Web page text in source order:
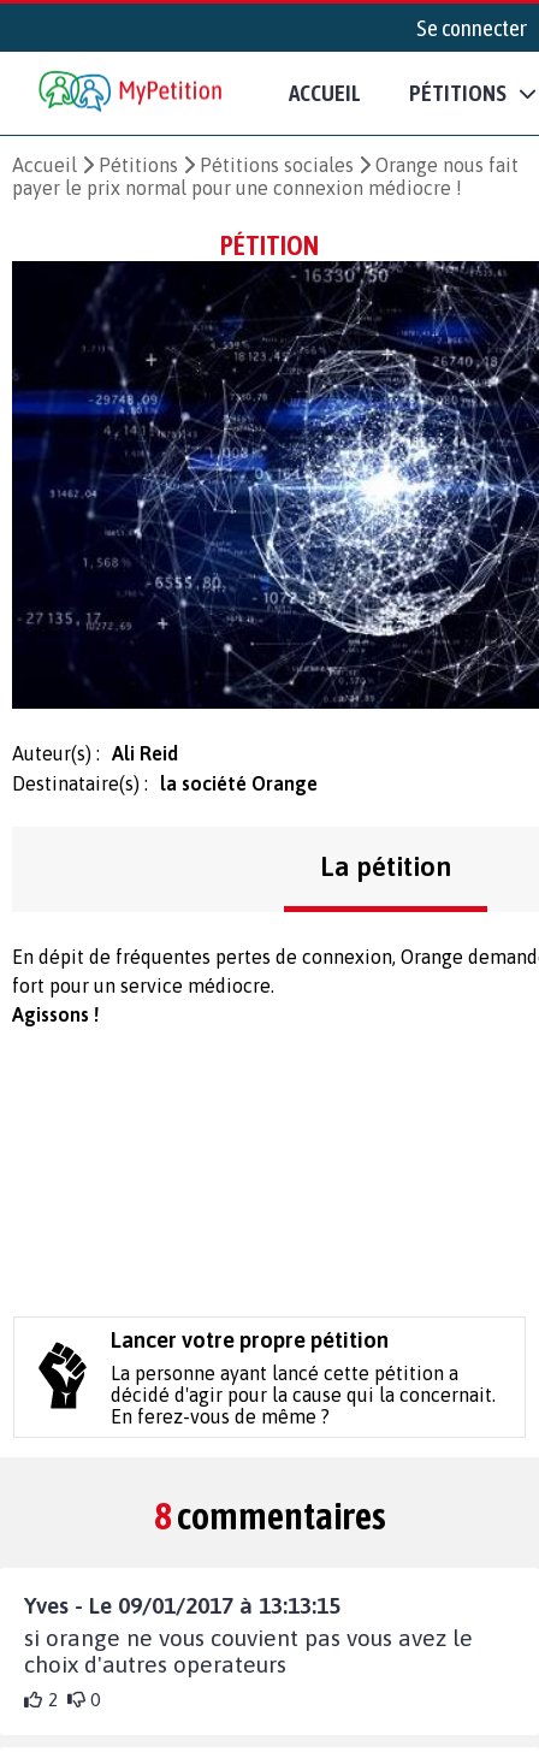
Se connecter
ACCUEIL PÉTITIONS
Accueil Pétitions Pétitions sociales
Orange nous fait
payer le prix normal pour une connexion médiocre !
PÉTITION
Auteur(s) :
Ali Reid
Destinataire(s) :
la société Orange
La pétition
En dépit de fréquentes pertes de connexion, Orange
fort pour un service médiocre.
Agissons !
Lancer votre propre pétition
La personne ayant lancé cette pétition a
décidé d'agir pour la cause qui la concernait.
En ferez-vous de même ?
8commentaires
Yves - Le 09/01/2017 à 13:13:15
si orange ne vous couvient pas vous avez le
choix d'autres operateurs
2 0